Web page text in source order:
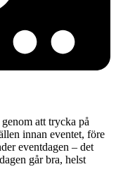
att trycka på
innan eventet, före
eventdagen – det
går bra, helst